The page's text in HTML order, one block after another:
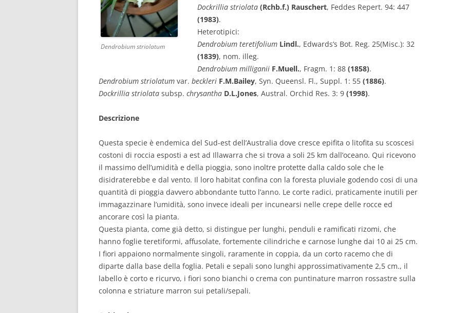
Dendrobium striolatum
Dockrillia striolata (Rchb.f.) Rauschert, Feddes Repert. 94: 447
(1983).
Heterotipici:
Dendrobium teretifolium Lindl., Edwards’s Bot. Reg. 25(Misc.): 32
(1839), nom. illeg.
Dendrobium milliganii F.Muell., Fragm. 1: 88 (1858).
Dendrobium striolatum var. beckleri F.M.Bailey, Syn. Queensl. Fl., Suppl. 1: 55 (1886).
Dockrillia striolata subsp. chrysantha D.L.Jones, Austral. Orchid Res. 3: 9 (1998).
Descrizione
Questa specie è endemica del Sud-est dell’Australia dove cresce epifita o litofita su scoscesi
costoni di roccia esposti a est ad Illawarra che si trova a soli 25 km dall’oceano. Qui ricevono
il massimo dell’umidità e della pioggia, sono inoltre protette dalla caldo sole che le
disidraterebbe e dal vento. Il loro habitat confina con la foresta pluviale godendo cosi di una
quantità di pioggia davvero abbondante tutto l’anno. Le corte radici, praticamente inutili per
immagazzinare l’umidità, sono invece ideali per incunearsi nelle crepe delle rocce ed
ancorare così la pianta.
Questa pianta, come già detto, si distingue per lunghi, penduli e ramificati rizomi, che
hanno foglie teretiformi, affusolate, fortemente cilindriche e carnose lunghe dai 10 ai 25 cm.
I fiori appaiono normalmente singoli, raramente in coppia, da un corto racemo che di
diparte dalla base della foglia. Petali e sepali sono lunghi approssimativamente 2,5 cm., il
labello è corto e ricurvo, i fiori sono bianchi o crema con puntinature marron rossastre sulla
colonna e striature marron sui petali/sepali.